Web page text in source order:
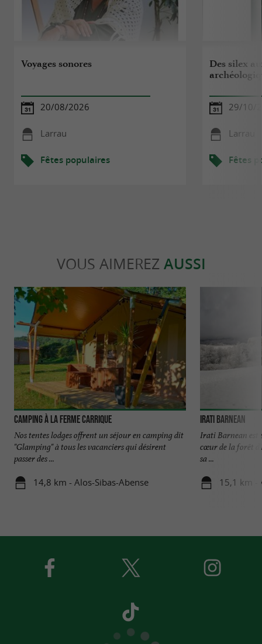
Voyages sonores
20/08/2026
Larrau
Fêtes populaires
Des silex
29/10/
Larrau
Fêtes
VOUS AIMEREZ AUSSI
Camping à la ferme Carrique
Nos tentes lodges offrent un séjour en camping dit
"Glamping" à tous les vacanciers qui désirent
passer des ...
14,8 km - Alos-Sibas-Abense
Irati Barnean
Irati Barnean est
cœur de la forêt
sa ...
15,1 km -